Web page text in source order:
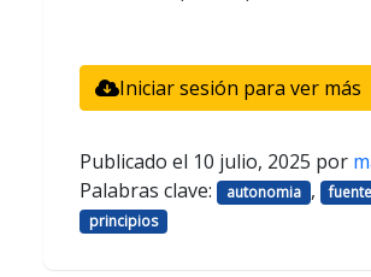
Iniciar sesión para ver más
Publicado el 10 julio, 2025 por
Palabras clave:
autonomia ,
principios